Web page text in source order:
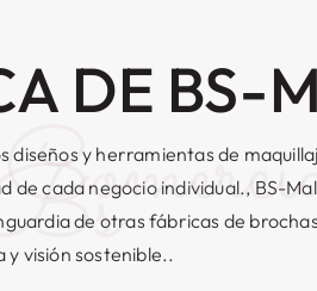
DE BS-
diseños y herramientas de
de cada negocio individual., BS-
de otras fábricas de
visión sostenible..